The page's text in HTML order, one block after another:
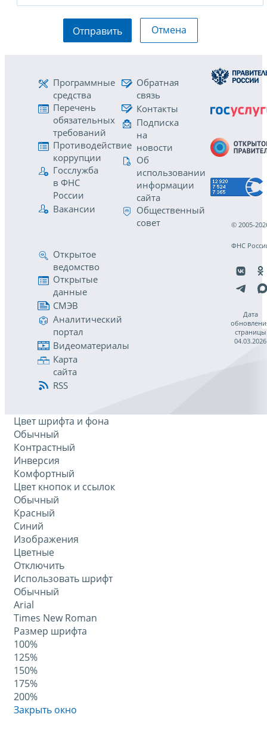
Отправить Отмена
Программные
средства
Перечень
обязательных
требований
Противодействие
коррупции
Госслужба
в ФНС
России
Вакансии
Обратная
связь
Контакты
Подписка
на
новости
Об
использовании
информации
сайта
Общественный
совет
Открытое
ведомство
Открытые
данные
СМЭВ
Аналитический
портал
Видеоматериалы
Карта
сайта
RSS
© 2005-
ФНС
Дата
страницы
04.03.2026
Цвет шрифта и фона
Обычный
Контрастный
Инверсия
Комфортный
Цвет кнопок и ссылок
Обычный
Красный
Синий
Изображения
Цветные
Отключить
Использовать шрифт
Обычный
Arial
Times New Roman
Размер шрифта
100%
125%
150%
175%
200%
Закрыть окно